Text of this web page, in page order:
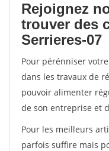
Rejoignez
trouver des
Serrieres-07
Pour pérénniser
dans les travaux de
pouvoir alimenter
de son entreprise et
Pour les meilleurs
parfois suffire mais